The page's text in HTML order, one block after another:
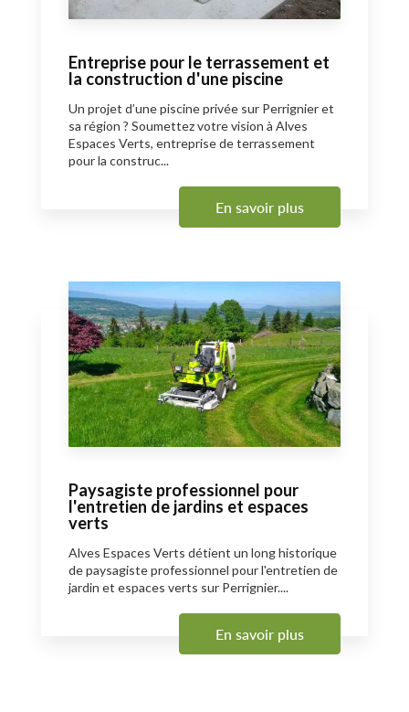
Entreprise pour le terrassement et
la construction d'une piscine
Un projet d’une piscine privée sur Perrignier et
sa région ? Soumettez votre vision à Alves
Espaces Verts, entreprise de terrassement
pour la construc...
En savoir plus
Paysagiste professionnel pour
l'entretien de jardins et espaces
verts
Alves Espaces Verts détient un long historique
de paysagiste professionnel pour l'entretien de
jardin et espaces verts sur Perrignier....
En savoir plus